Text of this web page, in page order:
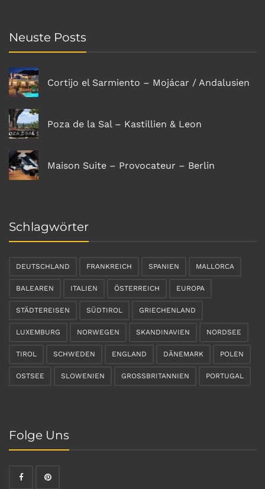
Neuste Posts
Cortijo el Sarmiento – Mojácar / Andalusien
Poza de la Sal – Kastillien & Leon
Maison Suite – Provocateur – Berlin
Schlagwörter
DEUTSCHLAND FRANKREICH SPANIEN MALLORCA
BALEAREN ITALIEN ÖSTERREICH EUROPA
STÄDTEREISEN SÜDTIROL GRIECHENLAND
LUXEMBURG NORWEGEN SKANDINAVIEN NORDSEE
TIROL SCHWEDEN ENGLAND DÄNEMARK POLEN
OSTSEE SLOWENIEN GROSSBRITANNIEN PORTUGAL
Folge Uns